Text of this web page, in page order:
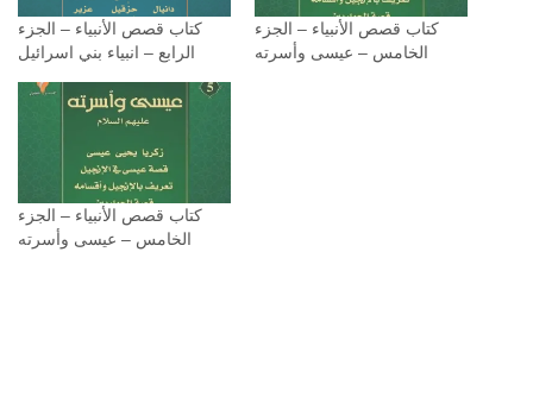
كتاب قصص الأنبياء – الجزء
الرابع – انبياء بني اسرائيل
كتاب قصص الأنبياء – الجزء
الخامس – عيسى وأسرته
كتاب قصص الأنبياء – الجزء
الخامس – عيسى وأسرته